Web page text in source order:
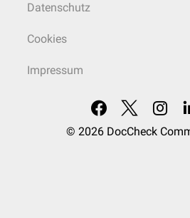
Datenschutz
Cookies
Impressum
© 2026 DocCheck